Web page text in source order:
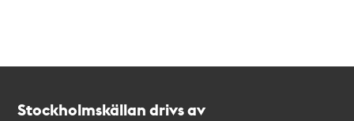
Stockholmskällan drivs av